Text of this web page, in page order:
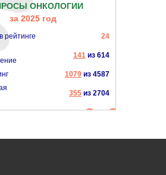
ОНКОЛОГИИ
за 2025 год
рейтинге
24
141из 614
1079из 4587
355из 2704